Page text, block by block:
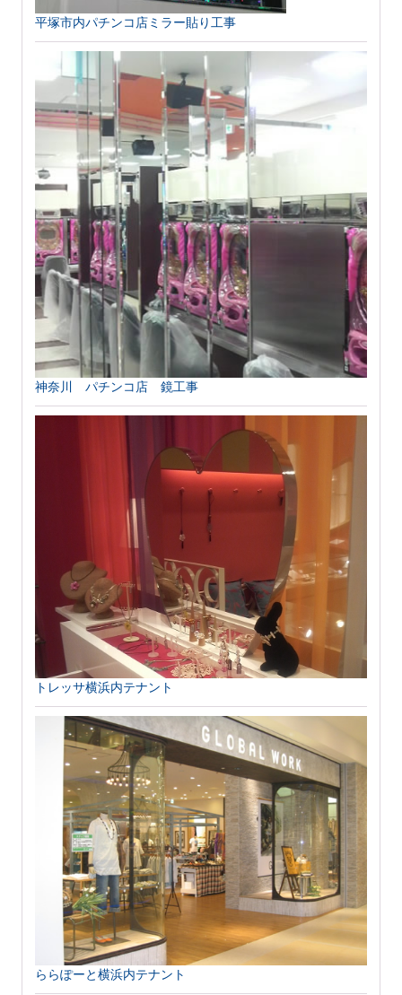
平塚市内パチンコ店ミラー貼り工事
神奈川 パチンコ店 鏡工事
トレッサ横浜内テナント
ららぽーと横浜内テナント